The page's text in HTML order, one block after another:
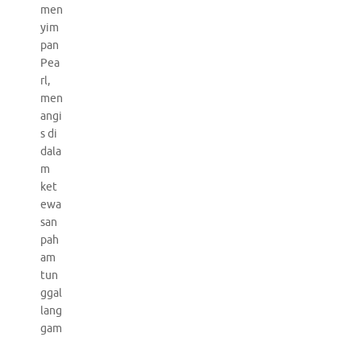
men
yim
pan
Pea
rl,
men
angi
s di
dala
m
ket
ewa
san
pah
am
tun
ggal
lang
gam